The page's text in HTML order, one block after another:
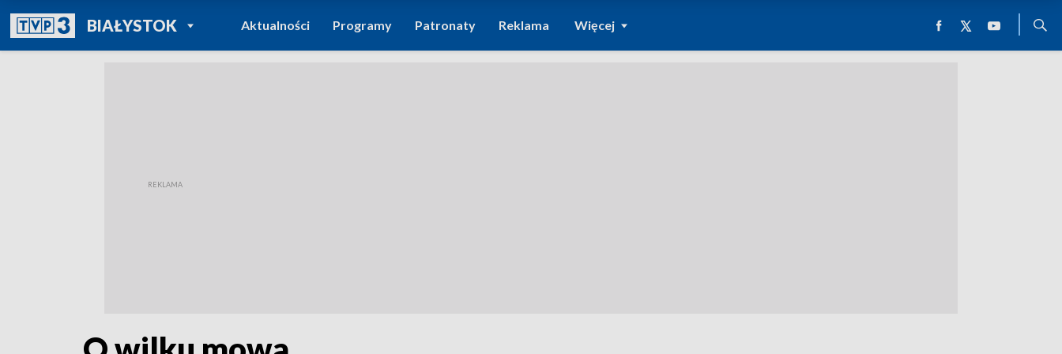
BIAŁYSTOKPOWRÓT DO
TVP REGIONY
Aktualności Programy Patronaty Reklama Więcej